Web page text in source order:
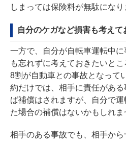
しまっては保険料が無駄になり
自分のケガなど損害も考えて
一方で、自分が自転車運転中
も忘れずに考えておきたいと
8割が自動車との事故となって
約だけでは、相手に責任があ
ば補償はされますが、自分で
た場合の補償はないかもしれま
相手のある事故でも、相手か